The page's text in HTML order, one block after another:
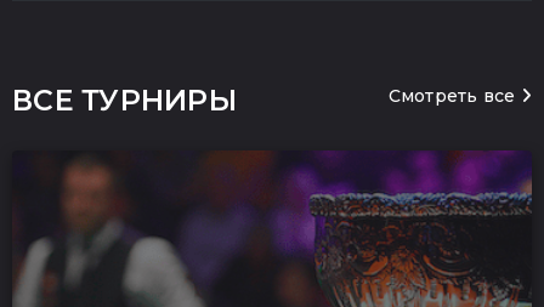
ВСЕ ТУРНИРЫ Смотреть все